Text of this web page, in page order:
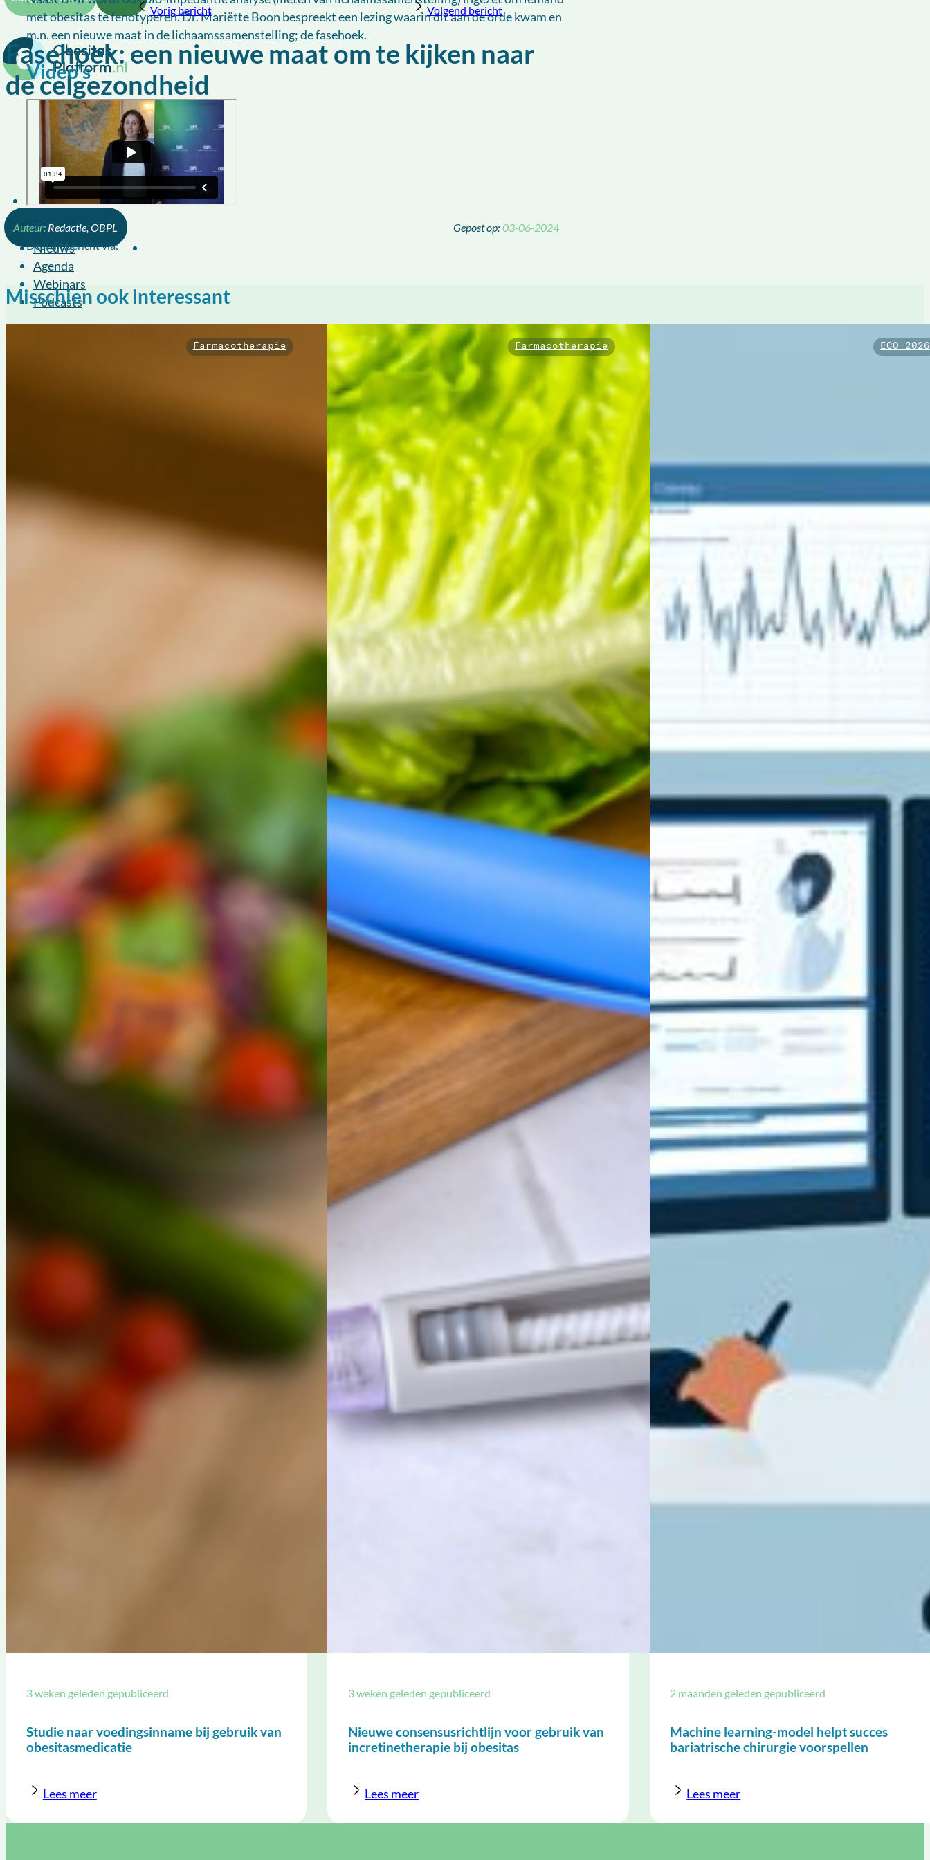
Home
Nieuws
Agenda
Webinars
Podcasts
Fasehoek: een nieuwe maat om te kijken naar
de celgezondheid
Redactie, OBPL 03-06-2024
met obesitas te fenotyperen. Dr. Mariëtte Boon bespreekt een lezing waarin dit aan de orde kwam en
m.n. een nieuwe maat in de lichaamssamenstelling; de fasehoek.
Video's
Deel dit bericht via:
Vorig bericht Volgend bericht
Misschien ook interessant
Studie naar voedingsinname bij gebruik van
obesitasmedicatie
3 weken geleden gepubliceerd
Lees meer
Farmacotherapie
Nieuwe consensusrichtlijn voor gebruik van
incretinetherapie bij obesitas
3 weken geleden gepubliceerd
Lees meer
Farmacotherapie
Machine learning-model helpt succes
bariatrische chirurgie voorspellen
2 maanden geleden gepubliceerd
Lees meer
ECO 2026